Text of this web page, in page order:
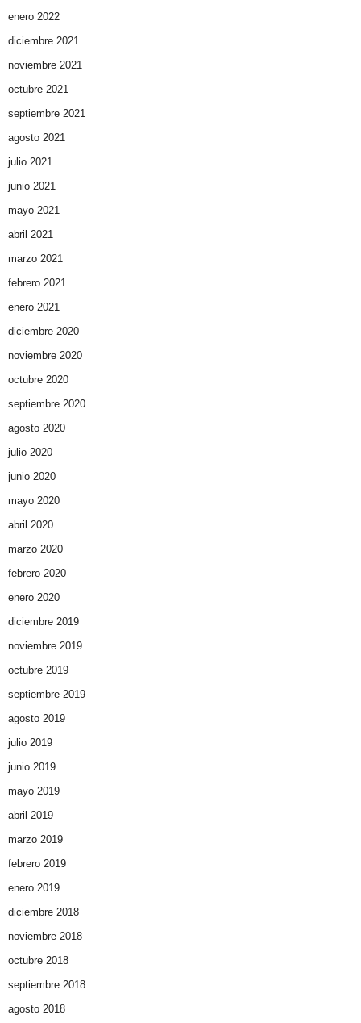
enero 2022
diciembre 2021
noviembre 2021
octubre 2021
septiembre 2021
agosto 2021
julio 2021
junio 2021
mayo 2021
abril 2021
marzo 2021
febrero 2021
enero 2021
diciembre 2020
noviembre 2020
octubre 2020
septiembre 2020
agosto 2020
julio 2020
junio 2020
mayo 2020
abril 2020
marzo 2020
febrero 2020
enero 2020
diciembre 2019
noviembre 2019
octubre 2019
septiembre 2019
agosto 2019
julio 2019
junio 2019
mayo 2019
abril 2019
marzo 2019
febrero 2019
enero 2019
diciembre 2018
noviembre 2018
octubre 2018
septiembre 2018
agosto 2018